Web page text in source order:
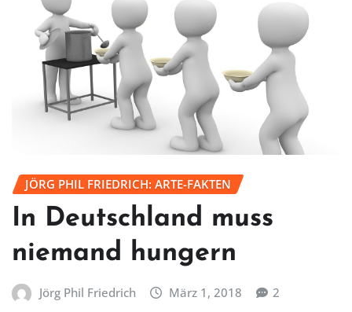
JÖRG PHIL FRIEDRICH: ARTE-FAKTEN
In Deutschland muss
niemand hungern
Jörg Phil Friedrich März 1, 2018 2